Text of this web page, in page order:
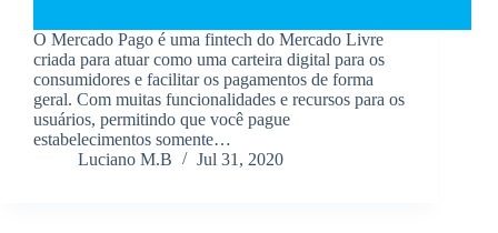
O Mercado Pago é uma fintech do Mercado Livre
criada para atuar como uma carteira digital para os
consumidores e facilitar os pagamentos de forma
geral. Com muitas funcionalidades e recursos para os
usuários, permitindo que você pague
estabelecimentos somente…
Luciano M.B
Jul 31, 2020